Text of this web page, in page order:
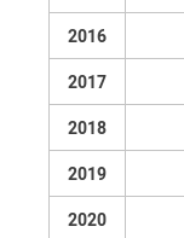
2016
2017
2018
2019
2020